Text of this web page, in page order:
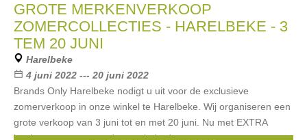
GROTE MERKENVERKOOP
ZOMERCOLLECTIES - HARELBEKE - 3
TEM 20 JUNI
Harelbeke
4 juni 2022 --- 20 juni 2022
Brands Only Harelbeke nodigt u uit voor de exclusieve
zomerverkoop in onze winkel te Harelbeke. Wij organiseren een
grote verkoop van 3 juni tot en met 20 juni. Nu met EXTRA